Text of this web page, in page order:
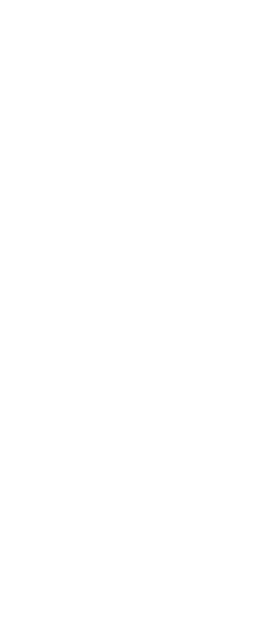
favoritos
favoritos